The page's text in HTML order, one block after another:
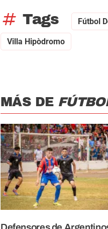
tag Tags Fútbol
Villa Hipòdromo
MÁS DE